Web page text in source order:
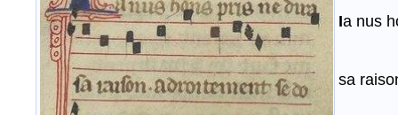
Ia nus
sa